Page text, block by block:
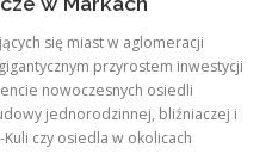
się miast w aglomeracji
przyrostem inwestycji
nowoczesnych osiedli
jednorodzinnej, bliźniaczej i
czy osiedla w okolicach